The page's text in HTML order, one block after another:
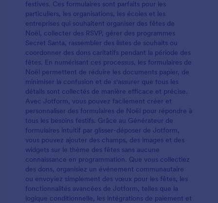
festives. Ces formulaires sont parfaits pour les
particuliers, les organisations, les écoles et les
entreprises qui souhaitent organiser des fêtes de
Noël, collecter des RSVP, gérer des programmes
Secret Santa, rassembler des listes de souhaits ou
coordonner des dons caritatifs pendant la période des
fêtes. En numérisant ces processus, les formulaires de
Noël permettent de réduire les documents papier, de
minimiser la confusion et de s'assurer que tous les
détails sont collectés de manière efficace et précise.
Avec Jotform, vous pouvez facilement créer et
personnaliser des formulaires de Noël pour répondre à
tous les besoins festifs. Grâce au Générateur de
formulaires intuitif par glisser-déposer de Jotform,
vous pouvez ajouter des champs, des images et des
widgets sur le thème des fêtes sans aucune
connaissance en programmation. Que vous collectiez
des dons, organisiez un événement communautaire
ou envoyiez simplement des vœux pour les fêtes, les
fonctionnalités avancées de Jotform, telles que la
logique conditionnelle, les intégrations de paiement et